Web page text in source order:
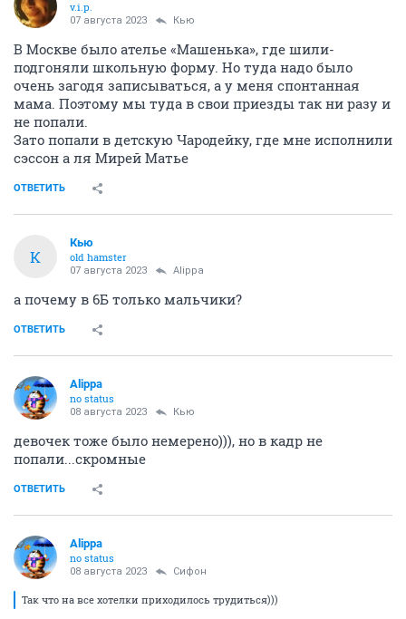
v.i.p.
07 августа 2023 Кью
В Москве было ателье «Машенька», где шили-
подгоняли школьную форму. Но туда надо было
очень загодя записываться, а у меня спонтанная
мама. Поэтому мы туда в свои приезды так ни разу и
не попали.
Зато попали в детскую Чародейку, где мне исполнили
сэссон а ля Мирей Матье
ОТВЕТИТЬ
К
Кью
old hamster
07 августа 2023 Alippa
а почему в 6Б только мальчики?
ОТВЕТИТЬ
Alippa
no status
08 августа 2023 Кью
девочек тоже было немерено))), но в кадр не
попали...скромные
ОТВЕТИТЬ
Alippa
no status
08 августа 2023 Сифон
Так что на все хотелки приходилось трудиться)))